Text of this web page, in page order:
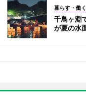
暮らす・働く
千鳥ヶ淵
が夏の水